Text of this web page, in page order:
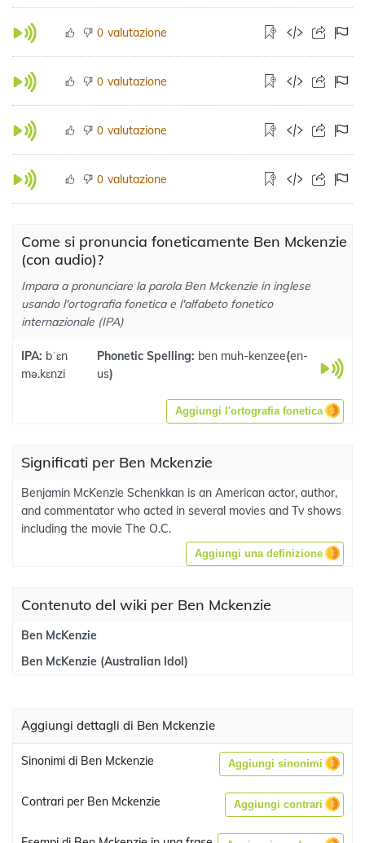
0 valutazione
0 valutazione
0 valutazione
0 valutazione
Come si pronuncia foneticamente Ben Mckenzie
(con audio)?
Impara a pronunciare la parola Ben Mckenzie in inglese
usando l'ortografia fonetica e l'alfabeto fonetico
internazionale (IPA)
IPA: bˈɛn
mə.kɛnzi
Phonetic Spelling: ben muh-kenzee(en-
us)
Aggiungi l'ortografia fonetica
Significati per Ben Mckenzie
Benjamin McKenzie Schenkkan is an American actor, author,
and commentator who acted in several movies and Tv shows
including the movie The O.C.
Aggiungi una definizione
Contenuto del wiki per Ben Mckenzie
Ben McKenzie
Ben McKenzie (Australian Idol)
Aggiungi dettagli di Ben Mckenzie
Sinonimi di Ben Mckenzie Aggiungi sinonimi
Contrari per Ben Mckenzie Aggiungi contrari